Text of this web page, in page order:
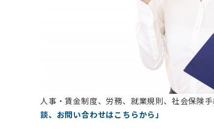
人事・賃金制度、労務、就業規則、社会保険
談、お問い合わせはこちらから」